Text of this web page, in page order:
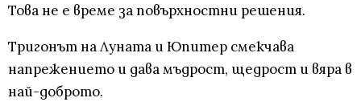
Това не е време за повърхностни решения.
Тригонът на Луната и Юпитер смекчава
напрежението и дава мъдрост, щедрост и вяра в
най-доброто.